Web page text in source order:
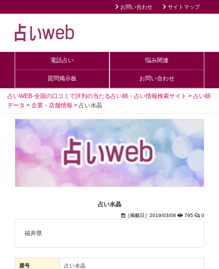
お問い合わせ サイトマップ
電話占い 悩み関連
質問掲示板 お問い合わせ
占いWEB-全国の口コミで評判の当たる占い師・占い情報検索サイト > 占い師
データ > 企業・店舗情報 > 占い水晶
占い水晶
［掲載日］2019/03/08 795 0
福井県
屋号 占い水晶